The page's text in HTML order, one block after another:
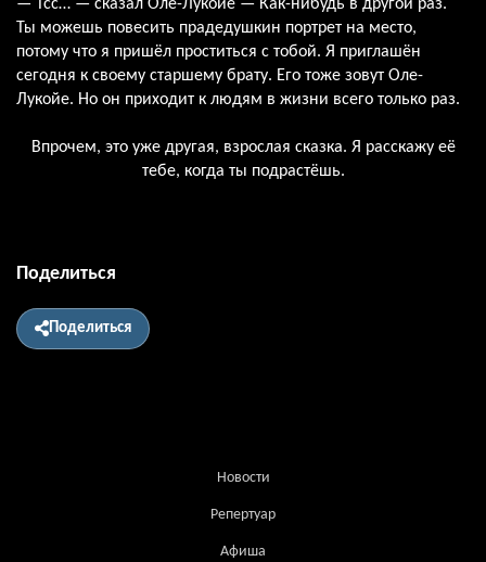
— Тсс… — сказал Оле-Лукойе — Как-нибудь в другой раз.
Ты можешь повесить прадедушкин портрет на место,
потому что я пришёл проститься с тобой. Я приглашён
сегодня к своему старшему брату. Его тоже зовут Оле-
Лукойе. Но он приходит к людям в жизни всего только раз.
Впрочем, это уже другая, взрослая сказка. Я расскажу её
тебе, когда ты подрастёшь.
Поделиться
Поделиться
Новости
Репертуар
Афиша